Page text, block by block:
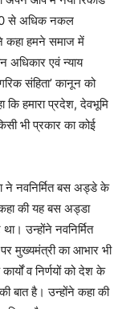
से अधिक नकल
कहा हमने समाज में
अधिकार एवं न्याय
संहिता’ कानून को
कि हमारा प्रदेश, देवभूमि
भी प्रकार का कोई
ने नवनिर्मित बस अड्डे के
कहा की यह बस अड्डा
उन्होंने नवनिर्मित
मुख्यमंत्री का आभार भी
व निर्णयों को देश के
बात है। उन्होंने कहा की